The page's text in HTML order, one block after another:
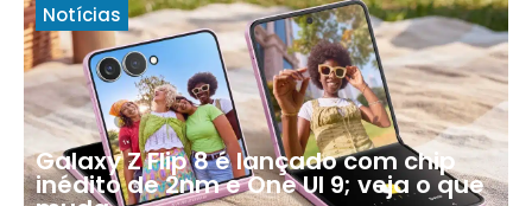
Notícias
Galaxy Z Flip 8 é lançado com chip
inédito de 2nm e One UI 9; veja o que